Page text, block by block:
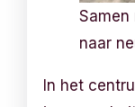
Samen
naar
In het